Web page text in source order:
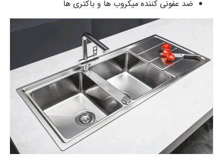
ضد عفونی کننده میکروب ها و باکتری ها